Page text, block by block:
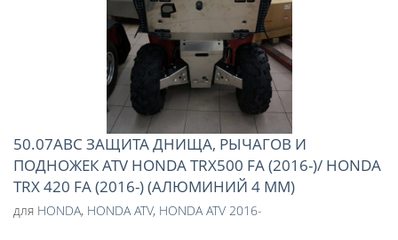
50.07ABC ЗАЩИТА ДНИЩА, РЫЧАГОВ И
ПОДНОЖЕК ATV HONDA TRX500 FA (2016-)/ HONDA
TRX 420 FA (2016-) (АЛЮМИНИЙ 4 ММ)
для HONDA, HONDA ATV, HONDA ATV 2016-